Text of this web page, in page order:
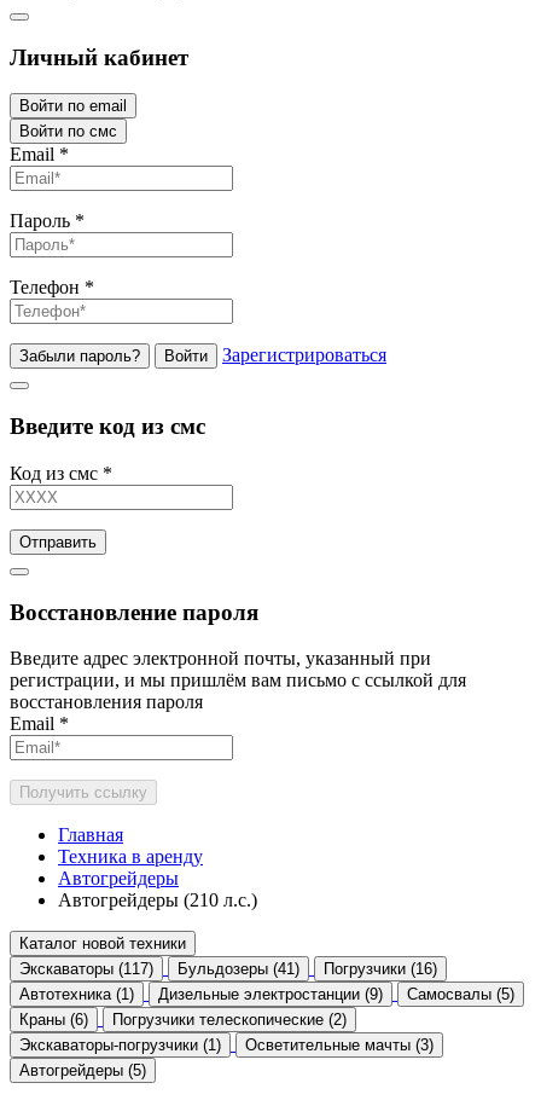
Личный кабинет
Войти по email
Войти по смс
Email *
Пароль *
Телефон *
Забыли пароль? Войти Зарегистрироваться
Введите код из смс
Код из смс *
Отправить
Восстановление пароля
Введите адрес электронной почты, указанный при
регистрации, и мы пришлём вам письмо с ссылкой для
восстановления пароля
Email *
Получить ссылку
Главная
Техника в аренду
Автогрейдеры
Автогрейдеры (210 л.с.)
Каталог новой техники
Экскаваторы (117)
Бульдозеры (41)
Погрузчики (16)
Автотехника (1)
Дизельные электростанции (9)
Самосвалы (5)
Краны (6)
Погрузчики телескопические (2)
Экскаваторы-погрузчики (1)
Осветительные мачты (3)
Автогрейдеры (5)